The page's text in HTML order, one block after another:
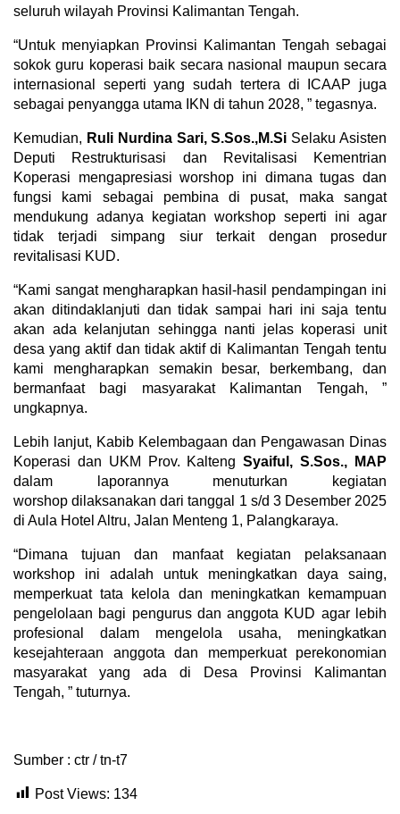
seluruh wilayah Provinsi Kalimantan Tengah.
“Untuk menyiapkan Provinsi Kalimantan Tengah sebagai
sokok guru koperasi baik secara nasional maupun secara
internasional seperti yang sudah tertera di ICAAP juga
sebagai penyangga utama IKN di tahun 2028, ” tegasnya.
Kemudian, Ruli Nurdina Sari, S.Sos.,M.Si Selaku Asisten
Deputi Restrukturisasi dan Revitalisasi Kementrian
Koperasi mengapresiasi worshop ini dimana tugas dan
fungsi kami sebagai pembina di pusat, maka sangat
mendukung adanya kegiatan workshop seperti ini agar
tidak terjadi simpang siur terkait dengan prosedur
revitalisasi KUD.
“Kami sangat mengharapkan hasil-hasil pendampingan ini
akan ditindaklanjuti dan tidak sampai hari ini saja tentu
akan ada kelanjutan sehingga nanti jelas koperasi unit
desa yang aktif dan tidak aktif di Kalimantan Tengah tentu
kami mengharapkan semakin besar, berkembang, dan
bermanfaat bagi masyarakat Kalimantan Tengah, ”
ungkapnya.
Lebih lanjut, Kabib Kelembagaan dan Pengawasan Dinas
Koperasi dan UKM Prov. KaltengSyaiful, S.Sos., MAP
dalam laporannya menuturkan kegiatan
worshop dilaksanakan dari tanggal 1 s/d 3 Desember 2025
di Aula Hotel Altru, Jalan Menteng 1, Palangkaraya.
“Dimana tujuan dan manfaat kegiatan pelaksanaan
workshop ini adalah untuk meningkatkan daya saing,
memperkuat tata kelola dan meningkatkan kemampuan
pengelolaan bagi pengurus dan anggota KUD agar lebih
profesional dalam mengelola usaha, meningkatkan
kesejahteraan anggota dan memperkuat perekonomian
masyarakat yang ada di Desa Provinsi Kalimantan
Tengah, ” tuturnya.
Sumber : ctr / tn-t7
Post Views: 134